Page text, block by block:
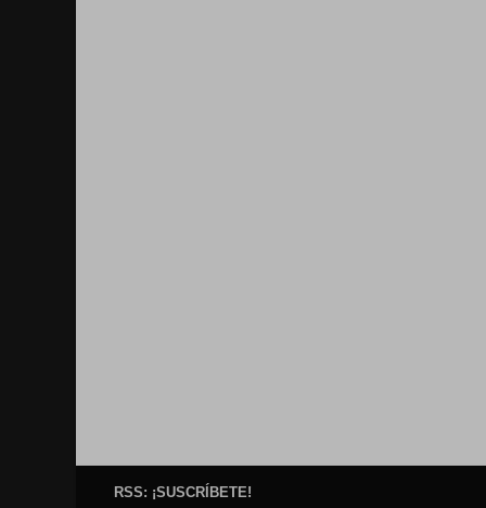
RSS: ¡SUSCRÍBETE!